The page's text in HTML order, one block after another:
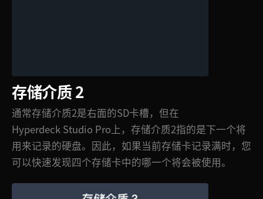
存储介质 2
通常存储介质2是右面的SD卡槽，但在
Hyperdeck Studio Pro上，存储介质2指的是下一个将
用来记录的硬盘。因此，如果当前存储卡记录满时，您
可以快速发现四个存储卡中的哪一个将会被使用。